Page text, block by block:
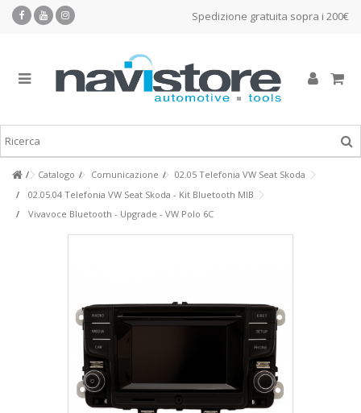
Spedizione gratuita sopra i 200€
Catalogo Comunicazione
02.05 Telefonia VW Seat Skoda
02.05.04 Telefonia VW Seat Skoda - Kit Bluetooth MIB
Vivavoce Bluetooth - Upgrade - VW Polo 6C